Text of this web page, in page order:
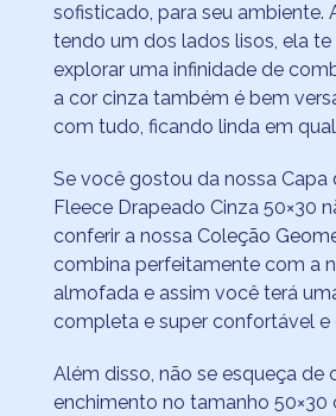
sofisticado, para seu ambiente.
tendo um dos lados lisos, ela
explorar uma infinidade de
a cor cinza também é bem
com tudo, ficando linda em
Se você gostou da nossa
Fleece Drapeado Cinza 50×30
conferir a nossa Coleção
combina perfeitamente com a
almofada e assim você terá
completa e super confortável e
Além disso, não se esqueça de
enchimento no tamanho 50×30